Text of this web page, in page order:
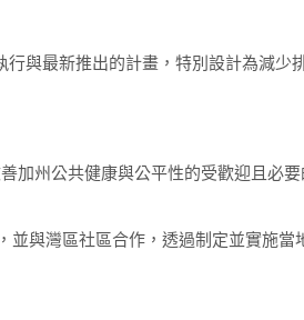
與最新推出的計畫，特別設計為減少
加州公共健康與公平性的受歡迎且必
並與灣區社區合作，透過制定並實施當